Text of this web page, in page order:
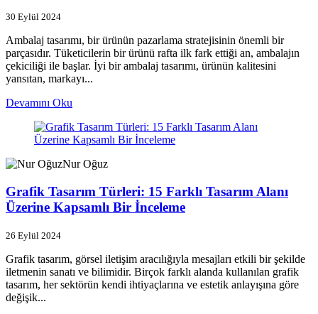
30 Eylül 2024
Ambalaj tasarımı, bir ürünün pazarlama stratejisinin önemli bir
parçasıdır. Tüketicilerin bir ürünü rafta ilk fark ettiği an, ambalajın
çekiciliği ile başlar. İyi bir ambalaj tasarımı, ürünün kalitesini
yansıtan, markayı...
Devamını Oku
Nur Oğuz
Grafik Tasarım Türleri: 15 Farklı Tasarım Alanı
Üzerine Kapsamlı Bir İnceleme
26 Eylül 2024
Grafik tasarım, görsel iletişim aracılığıyla mesajları etkili bir şekilde
iletmenin sanatı ve bilimidir. Birçok farklı alanda kullanılan grafik
tasarım, her sektörün kendi ihtiyaçlarına ve estetik anlayışına göre
değişik...